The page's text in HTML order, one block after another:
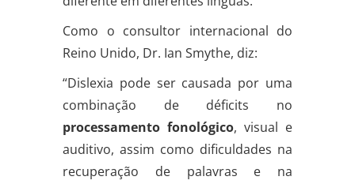
Como o consultor internacional do
Reino Unido, Dr. Ian Smythe, diz:
“Dislexia pode ser causada por uma
combinação de déficits no
processamento fonológico, visual e
auditivo, assim como dificuldades na
recuperação de palavras e na